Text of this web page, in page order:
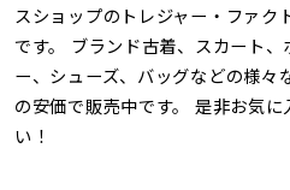
スショップのトレジャー・ファク
です。 ブランド古着、スカート
ー、シューズ、バッグなどの様々
の安価で販売中です。 是非お気
い！